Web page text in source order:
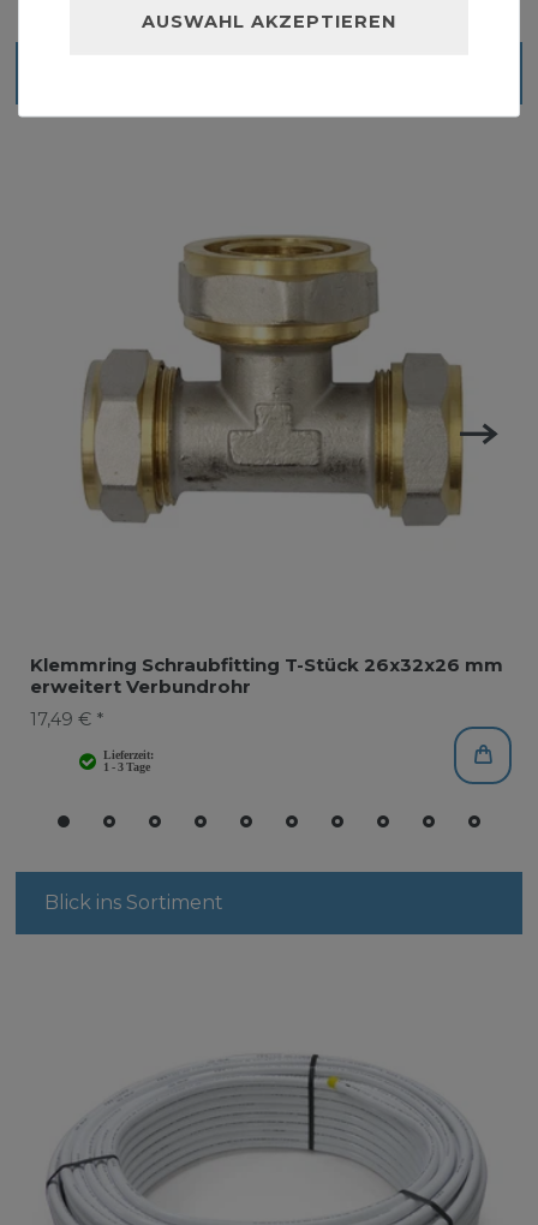
Klemmring Schraubfitting T-Stück 26x32x26 mm
erweitert Verbundrohr
17,49 € *
Blick ins Sortiment
AUSWAHL AKZEPTIEREN